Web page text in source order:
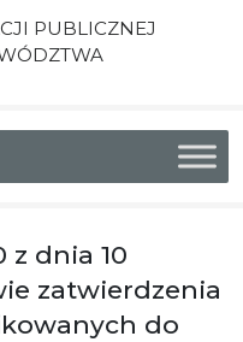
PUBLICZNEJ
z dnia 10
zatwierdzenia
do